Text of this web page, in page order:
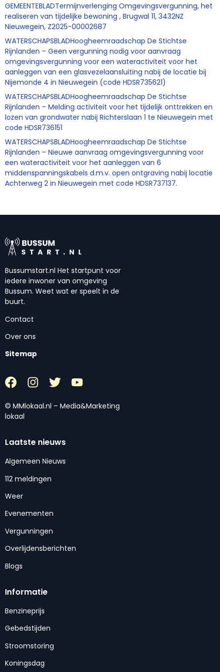
GEMEENTEBLADTermijnverlenging Omgevingsvergunning, het
realiseren van tijdelijke bewoning , Brugwal 11, 3432NZ
Nieuwegein, Z2025-00002687
WATERSCHAPSBLADHoogheemraadschap De Stichtse
Rijnlanden – Geen vergunning nodig voor aanvraag
omgevingsvergunning voor een wateractiviteit voor het
aanleggen van een glasvezelaansluiting nabij de locatie bij
Nijemonde 4 in Nieuwegein (code HDSR735621)
WATERSCHAPSBLADHoogheemraadschap De Stichtse
Rijnlanden – Melding activiteit voor het tijdelijk onttrekken en
lozen van grondwater nabij Richterslaan 1 te Nieuwegein met
code HDSR736151
WATERSCHAPSBLADHoogheemraadschap De Stichtse
Rijnlanden – Nieuwe aanvraag omgevingsvergunning voor
een wateractiviteit voor het aanleggen van 6
middenspanningskabels d.m.v. open ontgraving nabij locatie
Achterweg 2 in Nieuwegein met code HDSR737137.
Bussumstart.nl Het startpunt voor
iedere inwoner van omgeving
Bussum. Weet wat er speelt in de
buurt.
Contact
Over ons
Sitemap
© MMlokaal.nl – Media&Marketing
lokaal
Laatste nieuws
Algemeen Nieuws
112 meldingen
Weer
Evenementen
Vergunningen
Overlijdensberichten
Blogs
Informatie
Benzineprijs
Gebedstijden
Stroomstoring
Koningsdag